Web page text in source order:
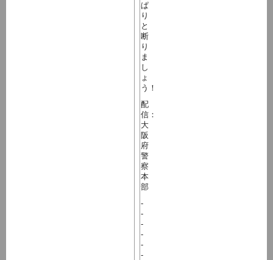
ぱ
り
と
断
り
ま
し
ょ
う！
配
信：
大
阪
府
警
察
本
部
-
-
-
-
-
-